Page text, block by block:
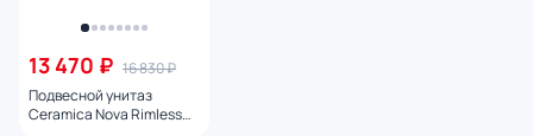
13 470 ₽ 16 830 ₽
Подвесной унитаз
Ceramica Nova Rimless